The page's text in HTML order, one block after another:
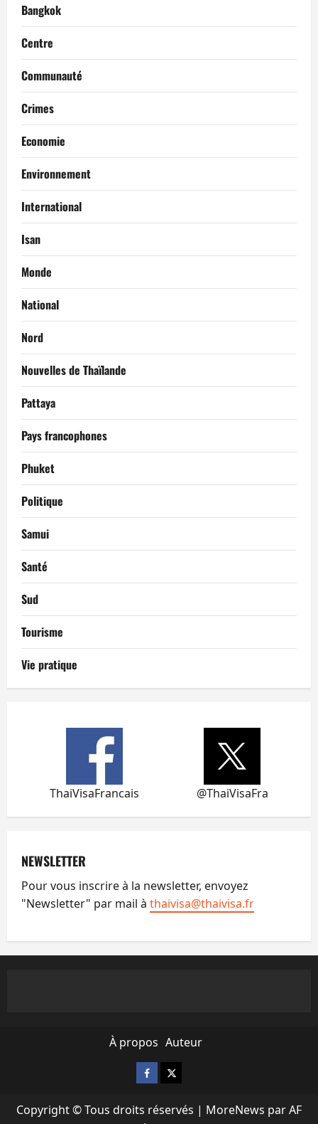
Bangkok
Centre
Communauté
Crimes
Economie
Environnement
International
Isan
Monde
National
Nord
Nouvelles de Thaïlande
Pattaya
Pays francophones
Phuket
Politique
Samui
Santé
Sud
Tourisme
Vie pratique
ThaiVisaFrancais @ThaiVisaFra
NEWSLETTER
Pour vous inscrire à la newsletter, envoyez
"Newsletter" par mail à thaivisa@thaivisa.fr
À propos Auteur
Facebook
X
Copyright © Tous droits réservés | MoreNews par AF